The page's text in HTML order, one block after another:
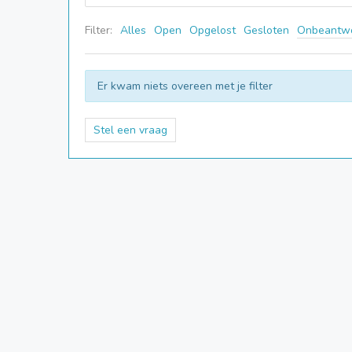
Filter: Alles Open Opgelost Gesloten
Er kwam niets overeen met je filter
Stel een vraag